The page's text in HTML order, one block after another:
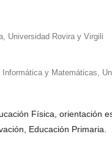
Universidad Rovira y Virgili
Informática y Matemáticas,
Física, orientación
Educación Primaria.